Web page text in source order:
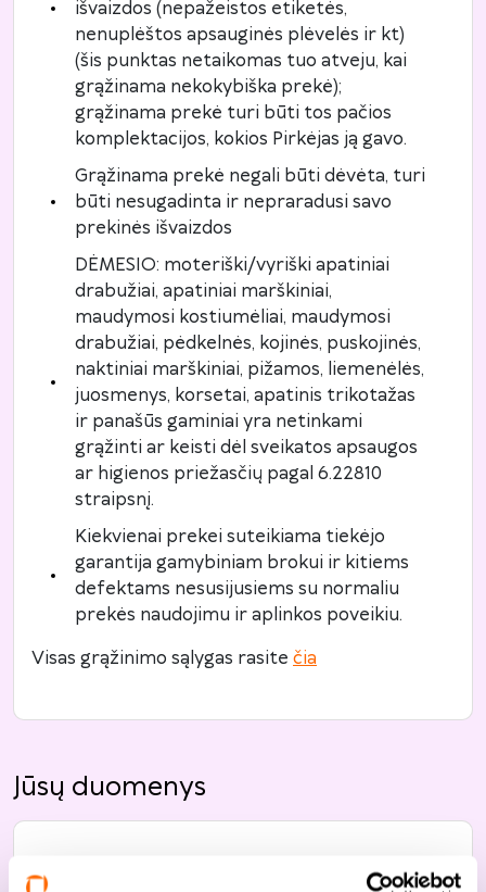
išvaizdos (nepažeistos etiketės,
nenuplėštos apsauginės plėvelės ir kt)
(šis punktas netaikomas tuo atveju, kai
grąžinama nekokybiška prekė);
grąžinama prekė turi būti tos pačios
komplektacijos, kokios Pirkėjas ją gavo.
Grąžinama prekė negali būti dėvėta, turi
būti nesugadinta ir nepraradusi savo
prekinės išvaizdos
DĖMESIO: moteriški/vyriški apatiniai
drabužiai, apatiniai marškiniai,
maudymosi kostiumėliai, maudymosi
drabužiai, pėdkelnės, kojinės, puskojinės,
naktiniai marškiniai, pižamos, liemenėlės,
juosmenys, korsetai, apatinis trikotažas
ir panašūs gaminiai yra netinkami
grąžinti ar keisti dėl sveikatos apsaugos
ar higienos priežasčių pagal 6.22810
straipsnį.
Kiekvienai prekei suteikiama tiekėjo
garantija gamybiniam brokui ir kitiems
defektams nesusijusiems su normaliu
prekės naudojimu ir aplinkos poveikiu.
Visas grąžinimo sąlygas rasite čia
Jūsų duomenys